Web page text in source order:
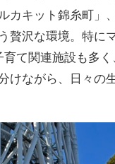
カキット錦糸町」
贅沢な環境。特に
て関連施設も多
けながら、日々の